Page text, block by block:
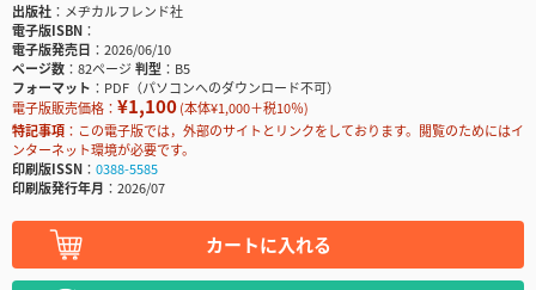
出版社
メヂカルフレンド社
電子版ISBN
電子版発売日
2026/06/10
ページ数
82ページ判型
B5
フォーマット
PDF（パソコンへのダウンロード不可）
電子版販売価格： ¥1,100(本体¥1,000＋税10％)
特記事項
この電子版では，外部のサイトとリンクをしております。閲覧のためにはイ
ンターネット環境が必要です。
印刷版ISSN
0388-5585
印刷版発行年月
2026/07
カートに入れる